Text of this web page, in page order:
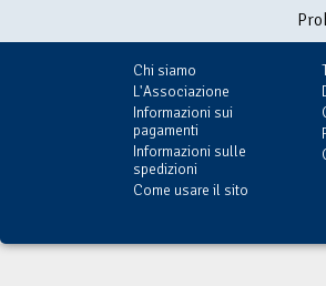
Chi siamo
L'Associazione
Informazioni sui
pagamenti
Informazioni sulle
spedizioni
Come usare il sito